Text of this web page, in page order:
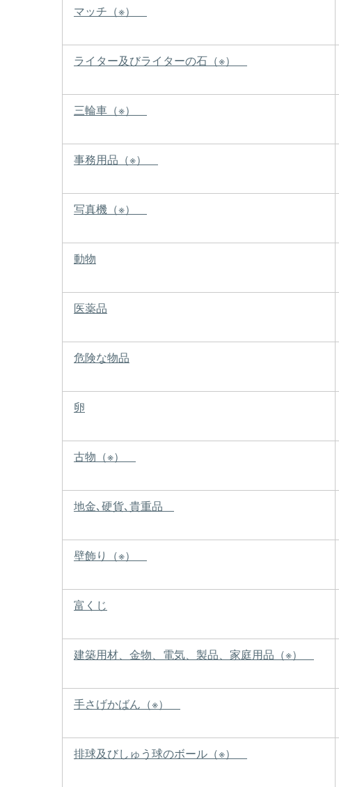
マッチ（※）
ライター及びライターの石（※）
三輪車（※）
事務用品（※）
写真機（※）
動物
医薬品
危険な物品
卵
古物（※）
地金､硬貨､貴重品
壁飾り（※）
富くじ
建築用材、金物、電気、製品、家庭用品（※）
手さげかばん（※）
排球及びしゅう球のボール（※）